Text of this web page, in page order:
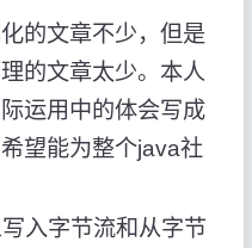
的文章不少，但是
的文章太少。本人
运用中的体会写成
望能为整个java社
入字节流和从字节